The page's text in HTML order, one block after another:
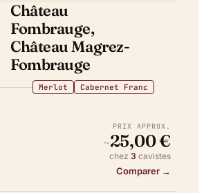
Château
Fombrauge,
Château Magrez-
Fombrauge
Merlot Cabernet Franc
PRIX APPROX.
~25,00 €
chez 3 cavistes
Comparer →